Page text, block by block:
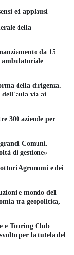
ed applausi
della
da 15
ambulatoriale
della dirigenza.
via ai
300 aziende per
grandi Comuni.
di gestione»
Agronomi e dei
e mondo dell
tra geopolitica,
e Touring Club
per la tutela del